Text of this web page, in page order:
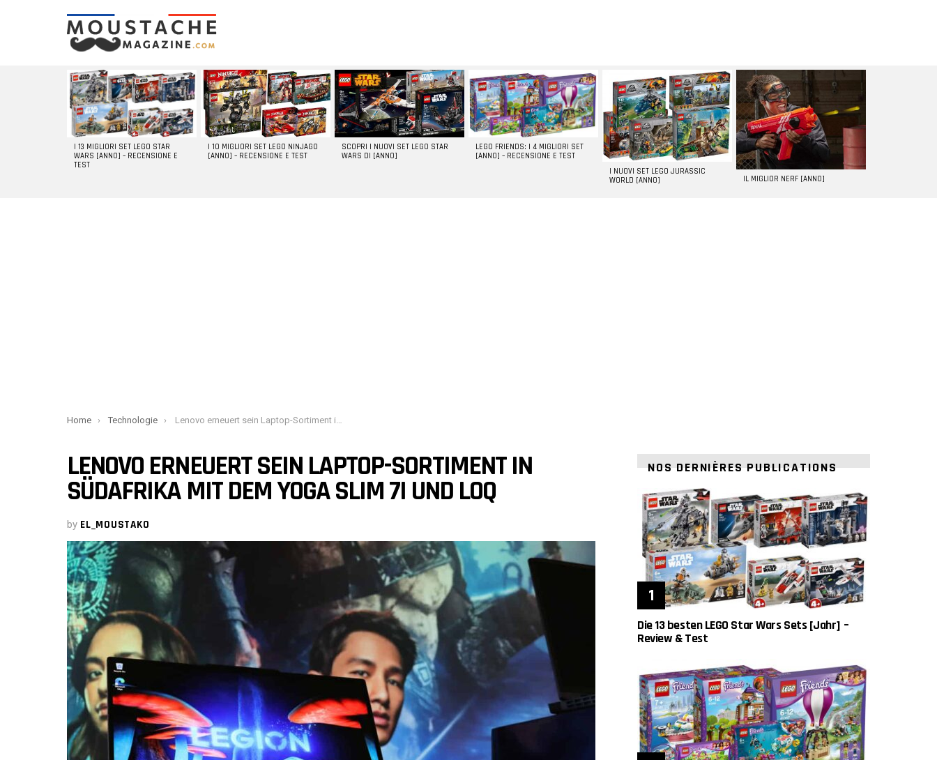
LATEST
STORIES
I 13 MIGLIORI SET LEGO STAR
WARS [ANNO] – RECENSIONE E
TEST
I 10 MIGLIORI SET LEGO NINJAGO
[ANNO] – RECENSIONE E TEST
SCOPRI I NUOVI SET LEGO STAR
WARS DI [ANNO]
LEGO FRIENDS: I 4 MIGLIORI SET
[ANNO] – RECENSIONE E TEST
I NUOVI SET LEGO JURASSIC
WORLD [ANNO]
IL MIGLIOR NERF [ANNO]
You are here:
Home Technologie Lenovo erneuert sein Laptop-Sortiment in Südafrika mit dem Yoga Slim 7i und LOQ
LENOVO ERNEUERT SEIN LAPTOP-SORTIMENT IN
SÜDAFRIKA MIT DEM YOGA SLIM 7I UND LOQ
by EL_MOUSTAKO
NOS DERNIÈRES PUBLICATIONS
Die 13 besten LEGO Star Wars Sets [Jahr] –
Review & Test